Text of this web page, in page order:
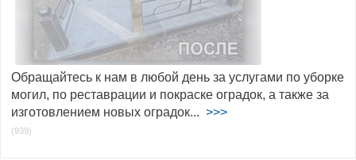
Обращайтесь к нам в любой день за услугами по уборке
могил, по реставрации и покраске оградок, а также за
изготовлением новых оградок... >>>
(939)